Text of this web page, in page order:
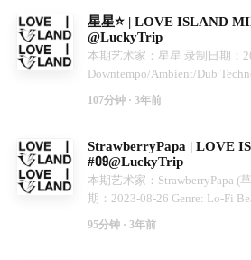
幻与现实并存的云云众生图。
叫卖一同倾斜耳中，猝不及防
豁然开朗的会心一笑。深受UK
的双重影响，游走于抽象剥离
此同时，DOKEDO还网罗了一
6、Rinse FM、 BOILER ROOM
台听到他的音乐。 作为DJ，曾
MR.CARMARK 、NOSAJ
TOKIMONSTA、KODE9等优秀
全国各地的电子俱乐部场景和
憩之余也能听到动听音乐；我
上，在Love Island电台你能听
私藏音乐，也是您在繁忙工作
BeatsHarry，驻扎北京的音乐制
拥趸的bilibili音乐博主，曾与
Arturia等众多一线音乐品牌合
唱片的采样切片伴随其温暖质
中，制作让人听起来想躺着点
力的方向。
星星⭐️ | LOVE ISLAND
@LuckyTrip
本期艺术家：星星 录制日期：
Downtempo/Ambient/Dub
化；散发温度的旋律粘连着自
和三里屯Lucky Trip咖啡在每周
分享活动，传递都市漫步舒适
店小憩之余也能听到动听音乐
到线上，在Love Island电台你
家的私藏音乐，也是您在繁忙
107分钟 · 3年前
StrawberryPapa | LOVE
#09@LuckyTrip
本期艺术家：StrawberryPapa (
期：2023-08-26 Genre: Lo-Fi
ISLAND（爱之岛）是SILK和
95分钟 · 3年前